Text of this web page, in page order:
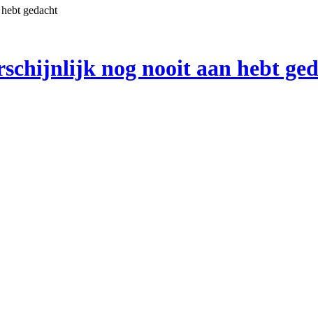
gedacht
nog nooit aan hebt